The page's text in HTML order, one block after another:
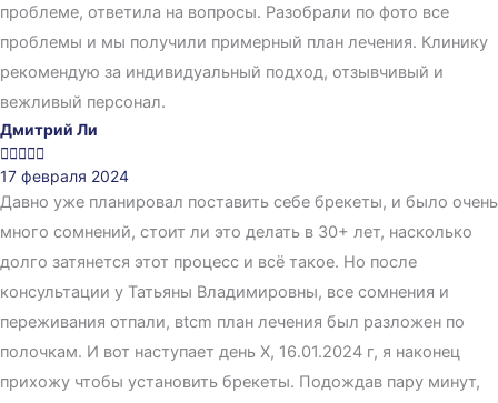
проблеме, ответила на вопросы. Разобрали по фото все
проблемы и мы получили примерный план лечения. Клинику
рекомендую за индивидуальный подход, отзывчивый и
вежливый персонал.
Дмитрий Ли

17 февраля 2024
Давно уже планировал поставить себе брекеты, и было очень
много сомнений, стоит ли это делать в 30+ лет, насколько
долго затянется этот процесс и всё такое. Но после
консультации у Татьяны Владимировны, все сомнения и
переживания отпали, вtcm план лечения был разложен по
полочкам. И вот наступает день Х, 16.01.2024 г, я наконец
прихожу чтобы установить брекеты. Подождав пару минут,